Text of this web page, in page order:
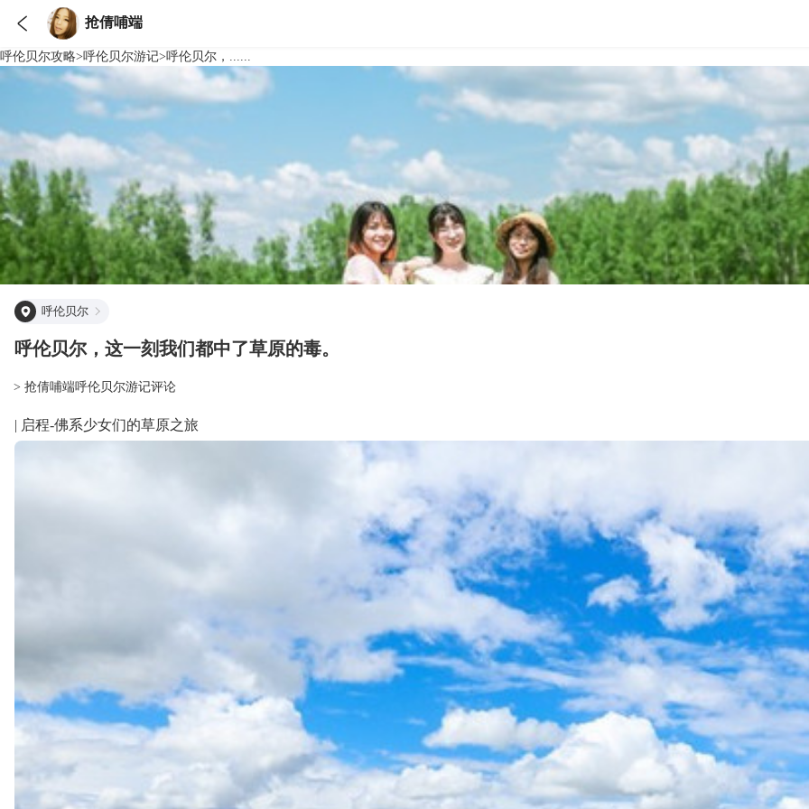
 抢倩哺端
呼伦贝尔攻略>呼伦贝尔游记>呼伦贝尔，......
呼伦贝尔
呼伦贝尔，这一刻我们都中了草原的毒。
> 抢倩哺端呼伦贝尔游记评论
| 启程-佛系少女们的草原之旅